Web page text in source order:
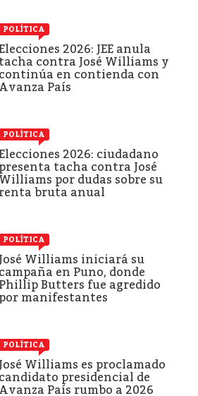
POLÍTICA
2026: JEE anula
tacha contra José Williams y
continúa en contienda con
Avanza País
POLÍTICA
2026: ciudadano
presenta tacha contra José
Williams por dudas sobre su
renta bruta anual
POLÍTICA
José Williams iniciará su
campaña en Puno, donde
Phillip Butters fue agredido
por manifestantes
POLÍTICA
José Williams es proclamado
candidato presidencial de
Avanza País rumbo a 2026